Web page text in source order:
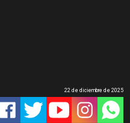
22 de diciembre de 2025